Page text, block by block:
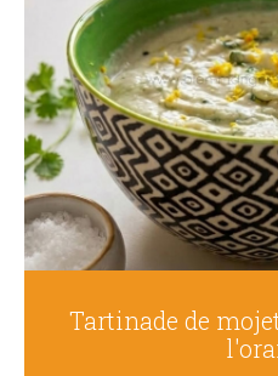
Tartinade de